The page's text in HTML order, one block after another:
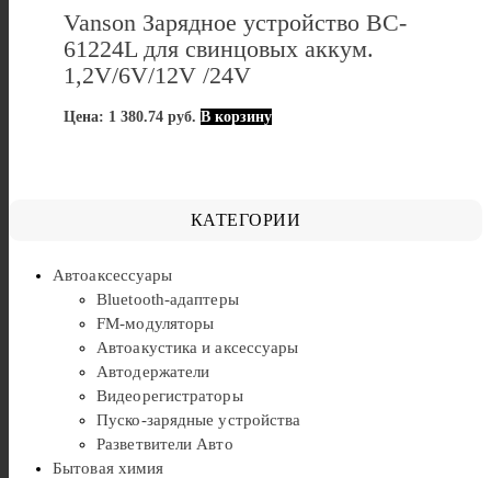
Vanson Зарядное устройство BC-
61224L для свинцовых аккум.
1,2V/6V/12V /24V
Цена: 1 380.74 руб. В корзину
КАТЕГОРИИ
Автоаксессуары
Bluetooth-адаптеры
FM-модуляторы
Автоакустика и аксессуары
Автодержатели
Видеорегистраторы
Пуско-зарядные устройства
Разветвители Авто
Бытовая химия